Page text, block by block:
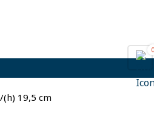
0
(h) 19,5 cm